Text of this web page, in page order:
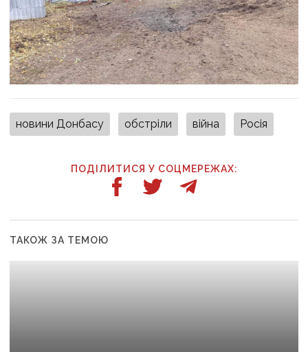
новини Донбасу обстріли війна Росія
ПОДІЛИТИСЯ У СОЦМЕРЕЖАХ:
ТАКОЖ ЗА ТЕМОЮ